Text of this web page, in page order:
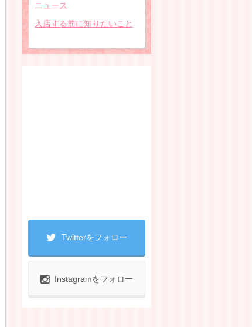
ニュース
入店する前に知りたいこと
Twitterをフォロー
Instagramをフォロー